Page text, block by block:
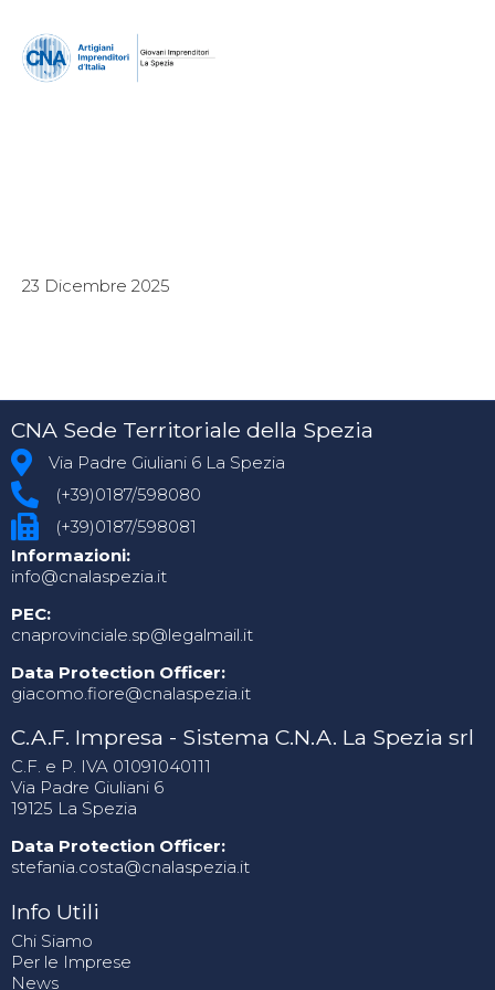
23 Dicembre 2025
CNA Sede Territoriale della Spezia
Via Padre Giuliani 6 La Spezia
(+39)0187/598080
(+39)0187/598081
Informazioni:
info@cnalaspezia.it
PEC:
cnaprovinciale.sp@legalmail.it
Data Protection Officer:
giacomo.fiore@cnalaspezia.it
C.A.F. Impresa - Sistema C.N.A. La Spezia srl
C.F. e P. IVA 01091040111
Via Padre Giuliani 6
19125 La Spezia
Data Protection Officer:
stefania.costa@cnalaspezia.it
Info Utili
Chi Siamo
Per le Imprese
News